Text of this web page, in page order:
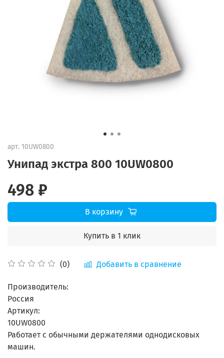
арт. 10UW0800
Унипад экстра 800 10UW0800
(0) Добавить в сравнение
498 ₽
В корзину
Купить в 1 клик
Производитель:
Россия
Артикул:
10UW0800
Работает с обычными держателями однодисковых
машин.